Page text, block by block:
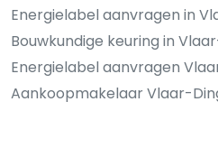
Energielabel aanvragen in
Bouwkundige keuring in
Energielabel aanvragen
Aankoopmakelaar Vlaar-